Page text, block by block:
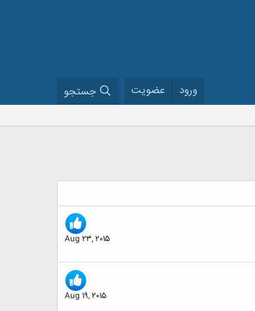
ورود عضویت جستجو
Aug 23, 2015
Aug 19, 2015